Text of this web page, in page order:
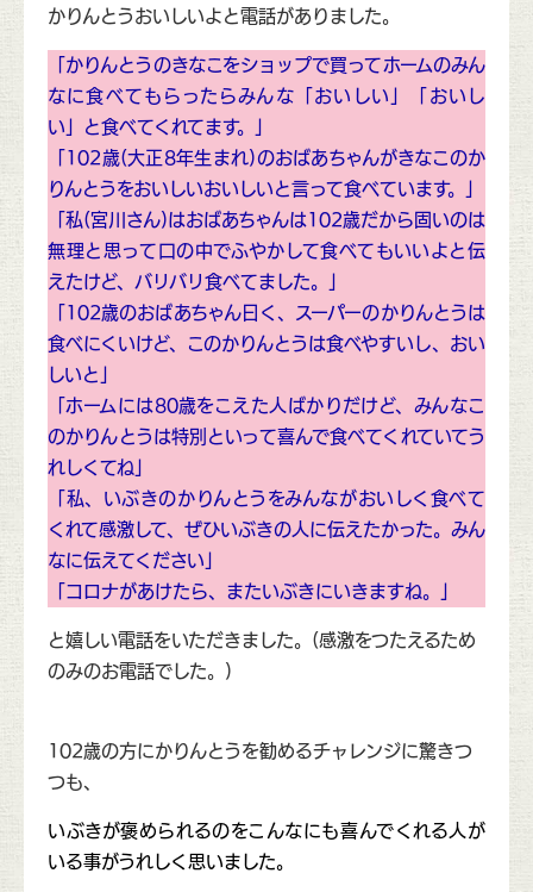
かりんとうおいしいよと電話がありました。
「かりんとうのきなこをショップで買ってホームのみん
なに食べてもらったらみんな「おいしい」「おいし
い」と食べてくれてます。」
「102歳(大正8年生まれ)のおばあちゃんがきなこのか
りんとうをおいしいおいしいと言って食べています。」
「私(宮川さん)はおばあちゃんは102歳だから固いのは
無理と思って口の中でふやかして食べてもいいよと伝
えたけど、バリバリ食べてました。」
「102歳のおばあちゃん曰く、スーパーのかりんとうは
食べにくいけど、このかりんとうは食べやすいし、おい
しいと」
「ホームには80歳をこえた人ばかりだけど、みんなこ
のかりんとうは特別といって喜んで食べてくれていてう
れしくてね」
「私、いぶきのかりんとうをみんながおいしく食べて
くれて感激して、ぜひいぶきの人に伝えたかった。みん
なに伝えてください」
「コロナがあけたら、またいぶきにいきますね。」
と嬉しい電話をいただきました。(感激をつたえるため
のみのお電話でした。)
102歳の方にかりんとうを勧めるチャレンジに驚きつ
つも、
いぶきが褒められるのをこんなにも喜んでくれる人が
いる事がうれしく思いました。